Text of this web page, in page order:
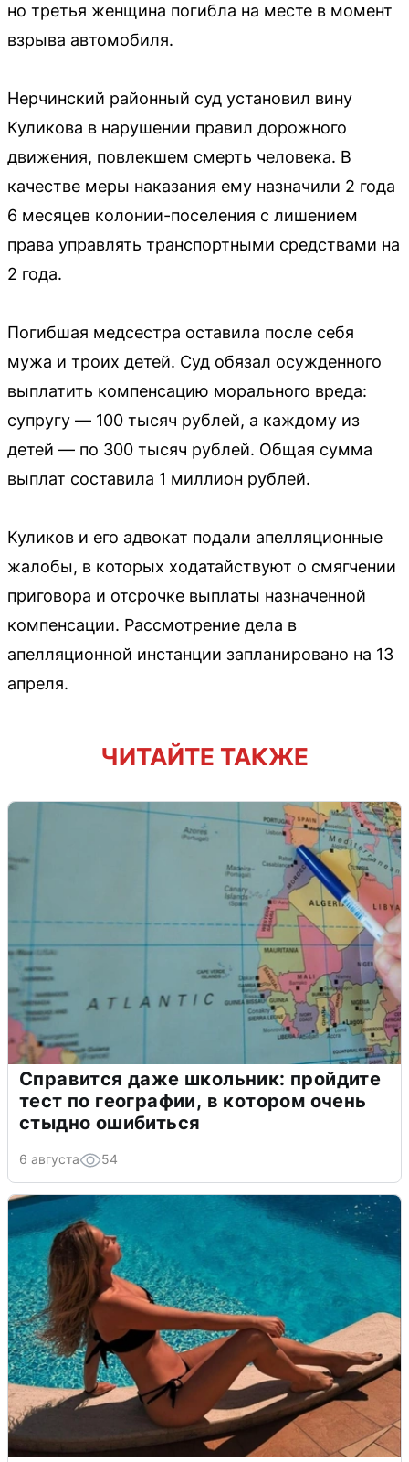
но третья женщина погибла на месте в момент
взрыва автомобиля.
Нерчинский районный суд установил вину
Куликова в нарушении правил дорожного
движения, повлекшем смерть человека. В
качестве меры наказания ему назначили 2 года
6 месяцев колонии-поселения с лишением
права управлять транспортными средствами на
2 года.
Погибшая медсестра оставила после себя
мужа и троих детей. Суд обязал осужденного
выплатить компенсацию морального вреда:
супругу — 100 тысяч рублей, а каждому из
детей — по 300 тысяч рублей. Общая сумма
выплат составила 1 миллион рублей.
Куликов и его адвокат подали апелляционные
жалобы, в которых ходатайствуют о смягчении
приговора и отсрочке выплаты назначенной
компенсации. Рассмотрение дела в
апелляционной инстанции запланировано на 13
апреля.
ЧИТАЙТЕ ТАКЖЕ
Справится даже школьник: пройдите
тест по географии, в котором очень
стыдно ошибиться
6 августа 54